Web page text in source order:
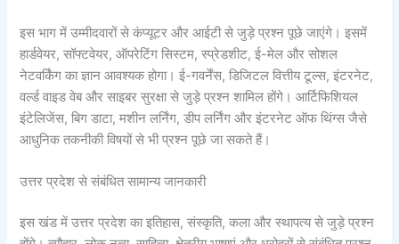
इस भाग में उम्मीदवारों से कंप्यूटर और आईटी से जुड़े प्रश्न पूछे जाएंगे। इसमें
हार्डवेयर, सॉफ्टवेयर, ऑपरेटिंग सिस्टम, स्प्रेडशीट, ई-मेल और सोशल
नेटवर्किंग का ज्ञान आवश्यक होगा। ई-गवर्नेंस, डिजिटल वित्तीय टूल्स, इंटरनेट,
वर्ल्ड वाइड वेब और साइबर सुरक्षा से जुड़े प्रश्न शामिल होंगे। आर्टिफिशियल
इंटेलिजेंस, बिग डाटा, मशीन लर्निंग, डीप लर्निंग और इंटरनेट ऑफ थिंग्स जैसे
आधुनिक तकनीकी विषयों से भी प्रश्न पूछे जा सकते हैं।
उत्तर प्रदेश से संबंधित सामान्य जानकारी
इस खंड में उत्तर प्रदेश का इतिहास, संस्कृति, कला और स्थापत्य से जुड़े प्रश्न